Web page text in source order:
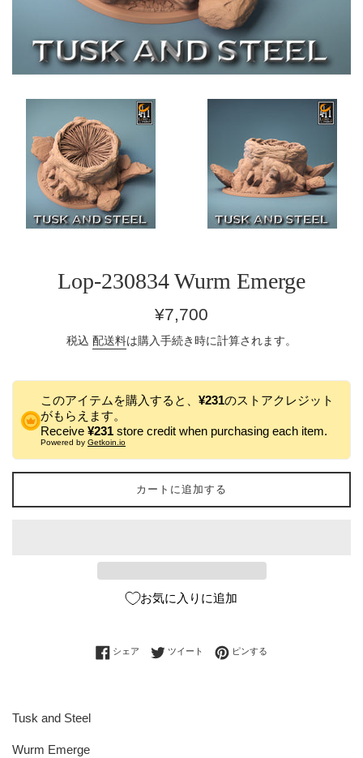
Lop-230834 Wurm Emerge
通
価
¥7,700
税込 配送料は購入手続き時に計算されます。
このアイテムを購入すると、 ¥231のストアクレジット
がもらえます。
Receive ¥231 store credit when purchasing each item.
Powered by Getkoin.io
カートに追加する
お気に入りに追加
シェア Facebookでシェアする
ツイート Twitterに投稿する
ピンする
Tusk and Steel
Wurm Emerge